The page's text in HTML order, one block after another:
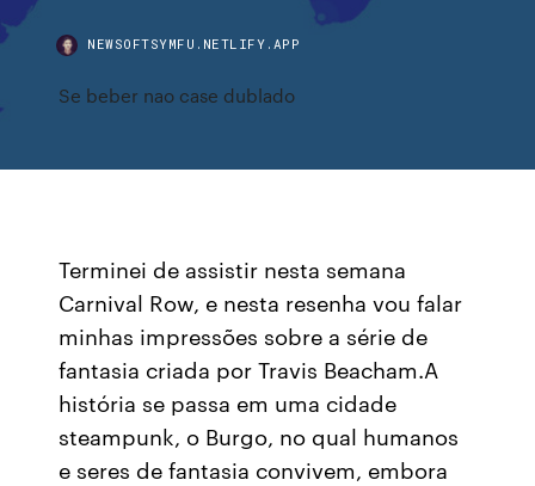
NEWSOFTSYMFU.NETLIFY.APP
Se beber nao case dublado
Terminei de assistir nesta semana
Carnival Row, e nesta resenha vou falar
minhas impressões sobre a série de
fantasia criada por Travis Beacham.A
história se passa em uma cidade
steampunk, o Burgo, no qual humanos
e seres de fantasia convivem, embora